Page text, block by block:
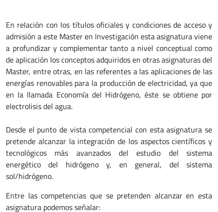
En relación con los títulos oficiales y condiciones de acceso y
admisión a este Master en Investigación esta asignatura viene
a profundizar y complementar tanto a nivel conceptual como
de aplicación los conceptos adquiridos en otras asignaturas del
Master, entre otras, en las referentes a las aplicaciones de las
energías renovables para la producción de electricidad, ya que
en la llamada Economía del Hidrógeno, éste se obtiene por
electrolisis del agua.
Desde el punto de vista competencial con esta asignatura se
pretende alcanzar la integración de los aspectos científicos y
tecnológicos más avanzados del estudio del sistema
energético del hidrógeno y, en general, del sistema
sol/hidrógeno.
Entre las competencias que se pretenden alcanzar en esta
asignatura podemos señalar: